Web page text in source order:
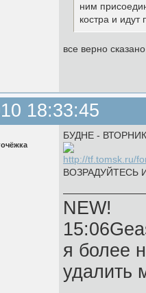
ним
костра и
все верно
18:33:45
БУДНЕ - ВТОРНИК
ВОЗРАДУЙТЕСЬ
NEW!
я более
удалить